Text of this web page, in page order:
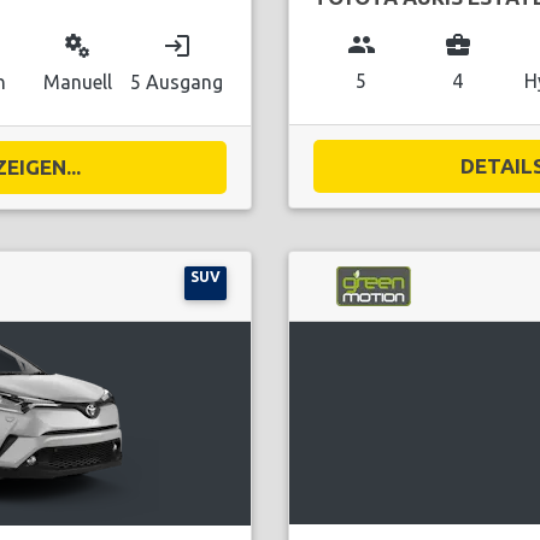
miscellaneous_services
Manuell
login
5 Ausgang
group
5
business_center
4
SUV